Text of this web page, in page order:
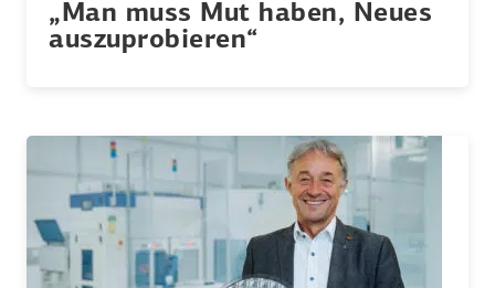
„Man muss Mut haben, Neues
auszu­pro­bieren“